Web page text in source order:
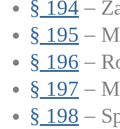
§ 194 –
§ 195 –
§ 196 –
§ 197 –
§ 198 –